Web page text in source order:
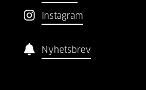
Instagram
Nyhetsbrev